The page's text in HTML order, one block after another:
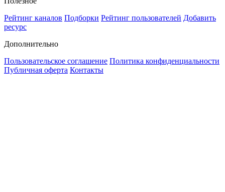
Рейтинг каналов Подборки Рейтинг пользователей Добавить
ресурс
Дополнительно
Пользовательское соглашение Политика конфиденциальности
Публичная оферта Контакты